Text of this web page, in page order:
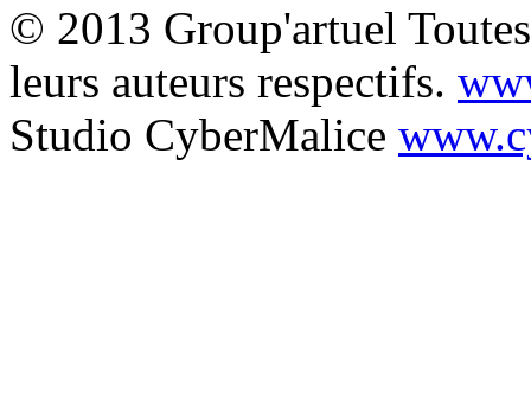
© 2013 Group'artuel
leurs auteurs respectifs.
Studio CyberMalice